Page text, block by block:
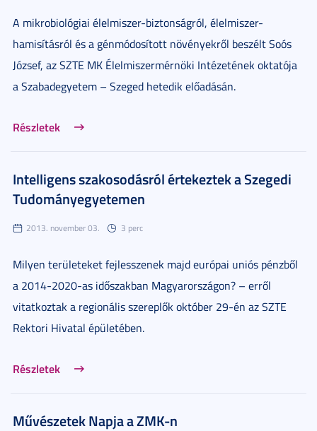
A mikrobiológiai élelmiszer-biztonságról, élelmiszer-
hamisításról és a génmódosított növényekről beszélt Soós
József, az SZTE MK Élelmiszermérnöki Intézetének oktatója
a Szabadegyetem – Szeged hetedik előadásán.
Részletek
Intelligens szakosodásról értekeztek a Szegedi
Tudományegyetemen
2013. november 03. 3 perc
Milyen területeket fejlesszenek majd európai uniós pénzből
a 2014-2020-as időszakban Magyarországon? – erről
vitatkoztak a regionális szereplők október 29-én az SZTE
Rektori Hivatal épületében.
Részletek
Művészetek Napja a ZMK-n